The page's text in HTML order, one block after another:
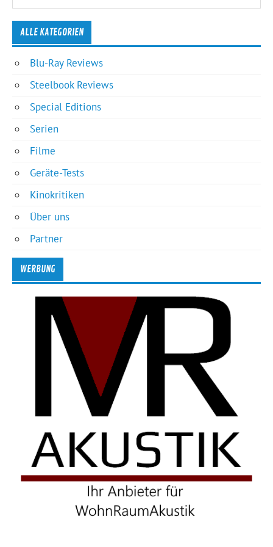
ALLE KATEGORIEN
Blu-Ray Reviews
Steelbook Reviews
Special Editions
Serien
Filme
Geräte-Tests
Kinokritiken
Über uns
Partner
WERBUNG